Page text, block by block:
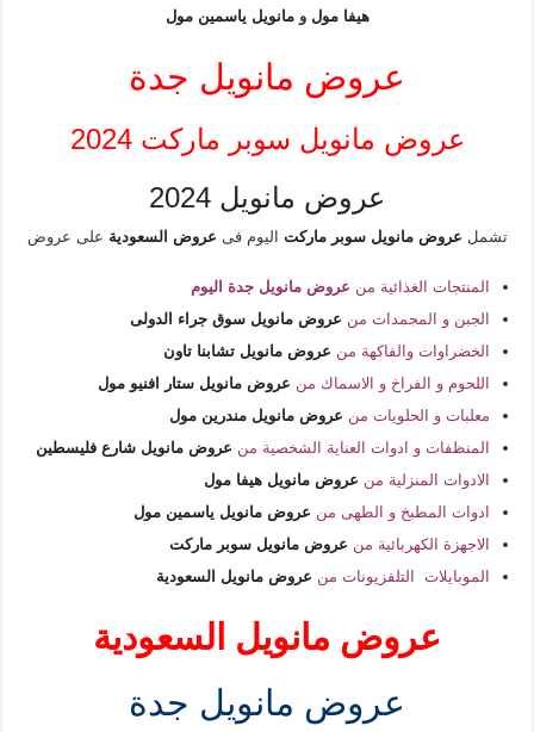
هيفا مولو مانويل ياسمين مول
عروض مانويل جدة
عروض مانويل سوبر ماركت 2024
عروض مانويل 2024
تشمل عروض مانويل سوبر ماركت اليوم فى عروض السعوديةعلى عروض
المنتجات الغذائية من عروض مانويل جدة اليوم
الجبن و المجمدات من عروض مانويل سوق جراء الدولى
الخضراوات والفاكهة من عروض مانويل تشابنا تاون
اللحوم و الفراخ و الاسماك من عروض مانويل ستار افنيو مول
معلبات و الحلويات من عروض مانويل مندرين مول
المنظفات و ادوات العناية الشخصية من عروض مانويل شارع فليسطين
الادوات المنزلية من عروض مانويل هيفا مول
ادوات المطبخ و الطهى من عروض مانويل ياسمين مول
الاجهزة الكهربائية من عروض مانويل سوبر ماركت
الموبايلات التلفزيونات من عروض مانويل السعودية
عروض مانويل السعودية
عروض مانويل جدة